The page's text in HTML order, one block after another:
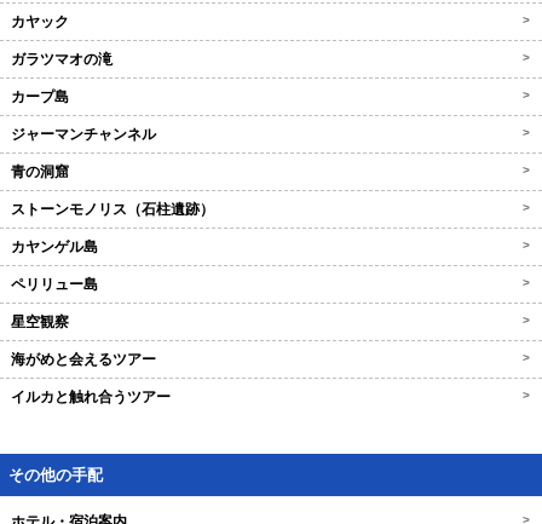
カヤック >
ガラツマオの滝 >
カープ島 >
ジャーマンチャンネル >
青の洞窟 >
ストーンモノリス（石柱遺跡） >
カヤンゲル島 >
ペリリュー島 >
星空観察 >
海がめと会えるツアー >
イルカと触れ合うツアー >
その他の手配
>